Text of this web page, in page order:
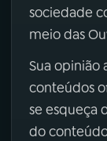
sociedade
meio das
Sua opinião
conteúdos
se esqueça
do